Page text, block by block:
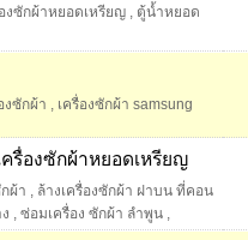
งซักผ้าหยอดเหรียญ , ตู้น้ำหยอด
งซักผ้า , เครื่องซักผ้า samsung
รื่องซักผ้าหยอดเหรียญ
ผ้า , ล้างเครื่องซักผ้า ฝาบน ที่คอน
, ซ่อมเครื่อง ซักผ้า ลำพูน ,